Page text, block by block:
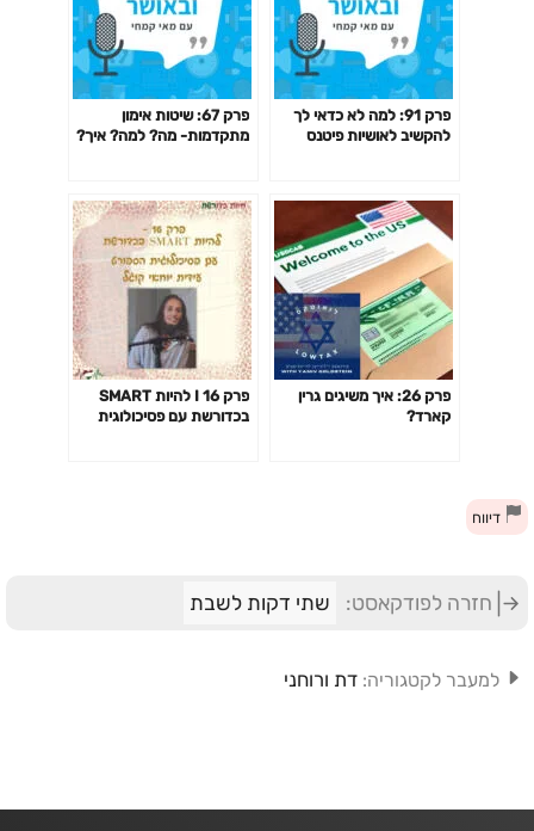
פרק 91: למה לא כדאי לך
להקשיב לאושיות פיטנס
שלך?
פרק 67: שיטות אימון
מתקדמות- מה? למה? איך?
פרק 26: איך משיגים גרין
קארד?
פרק 16 I להיות SMART
בכדורשת עם פסיכולוגית
דיווח
חזרה לפודקאסט: שתי דקות לשבת
למעבר לקטגוריה: דת ורוחני